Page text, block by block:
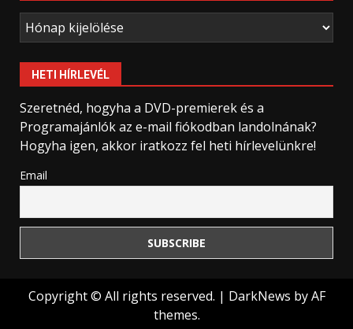
Archívum
HETI HÍRLEVÉL
Szeretnéd, hogyha a DVD-premierek és a
Programajánlók az e-mail fiókodban landolnának?
Hogyha igen, akkor iratkozz fel heti hírlevelünkre!
Email
Copyright © All rights reserved. | DarkNews by AF
themes.